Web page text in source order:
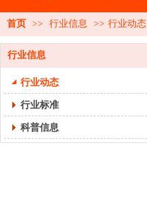
首页 >> 行业信息 >> 行业动态
行业信息
行业动态
行业标准
科普信息